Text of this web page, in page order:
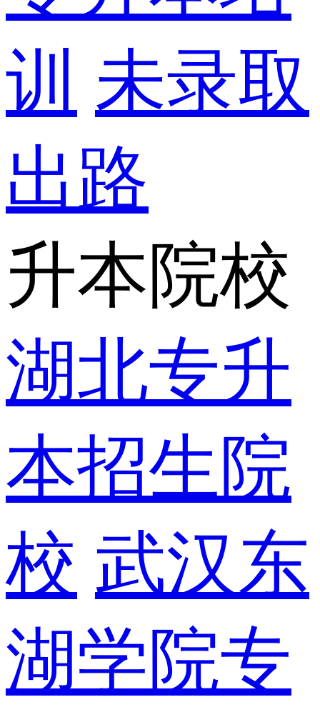
训 未录取
出路
升本院校
湖北专升
本招生院
校 武汉东
湖学院专